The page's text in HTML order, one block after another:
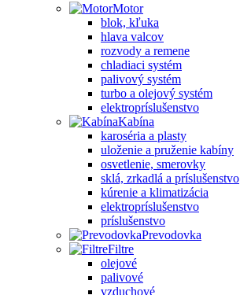
Motor
blok, kľuka
hlava valcov
rozvody a remene
chladiaci systém
palivový systém
turbo a olejový systém
elektropríslušenstvo
Kabína
karoséria a plasty
uloženie a pruženie kabíny
osvetlenie, smerovky
sklá, zrkadlá a príslušenstvo
kúrenie a klimatizácia
elektropríslušenstvo
príslušenstvo
Prevodovka
Filtre
olejové
palivové
vzduchové